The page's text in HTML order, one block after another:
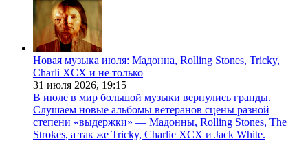
Новая музыка июля: Мадонна, Rolling Stones, Tricky,
Charli XCX и не только
31 июля 2026, 19:15
В июле в мир большой музыки вернулись гранды.
Слушаем новые альбомы ветеранов сцены разной
степени «выдержки» — Мадонны, Rolling Stones, The
Strokes, а так же Tricky, Charlie XCX и Jack White.